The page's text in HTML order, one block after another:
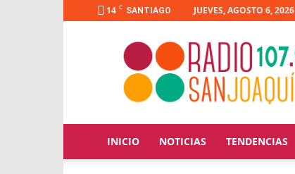
14 C SANTIAGO JUEVES, AGOSTO 6, 2026
Radio
Joaquín
INICIO NOTICIAS TENDENCIAS